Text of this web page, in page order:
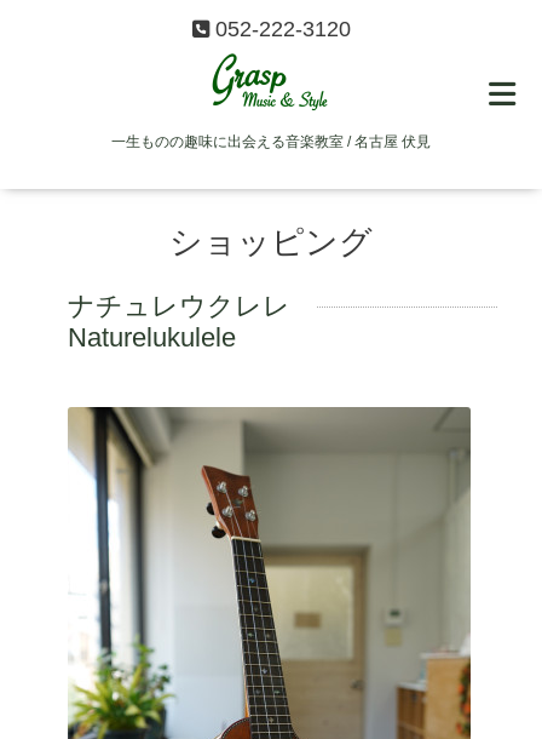
052-222-3120
一生ものの趣味に出会える音楽教室 / 名古屋 伏見
ショッピング
ナチュレウクレレ
Naturelukulele